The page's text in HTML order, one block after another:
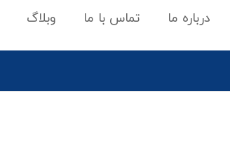
درباره ما تماس با ما وبلاگ